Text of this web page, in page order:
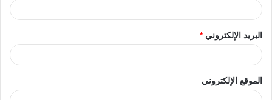
البريد الإلكتروني*
الموقع الإلكتروني